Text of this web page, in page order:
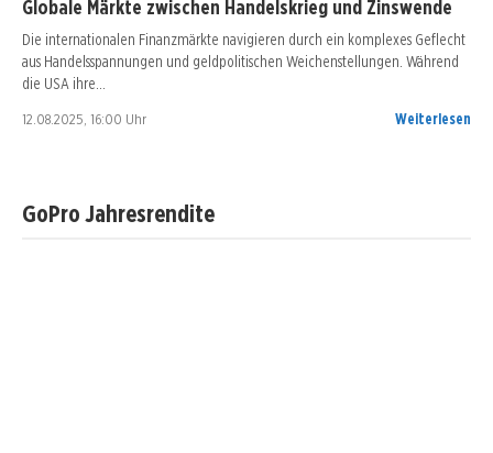
Globale Märkte zwischen Handelskrieg und Zinswende
Die internationalen Finanzmärkte navigieren durch ein komplexes Geflecht
aus Handelsspannungen und geldpolitischen Weichenstellungen. Während
die USA ihre…
12.08.2025, 16:00 Uhr Weiterlesen
GoPro Jahresrendite